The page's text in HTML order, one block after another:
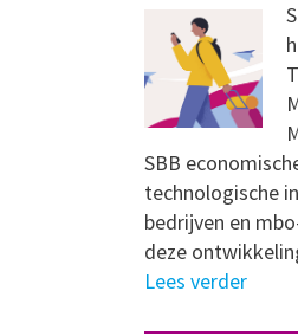
SBB
technologische
bedrijven en
deze
Lees verder